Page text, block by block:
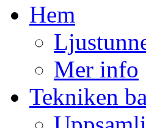
Hem
Mer info
Tekniken